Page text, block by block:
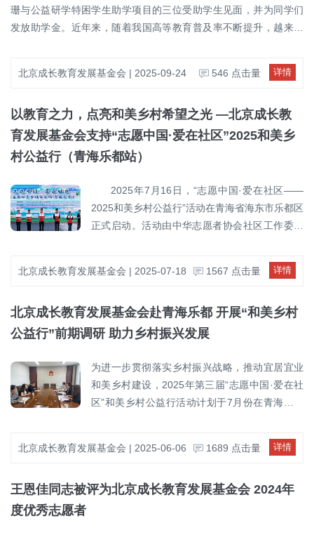
序开展。 据介绍，“志愿中国·爱在社区——2026
和美乡村公益行”项目将围绕“健康中国行动”相关
康知识科普进社区、进校园等公益活动，推动科
学健康理念在基层不断落地、生根。 下一步，北
目管理经验，对项目后续相关公益活动给予持续
支持，重点关注健康教育内容的稳定开展与规范
实施，助力相关行动在学校与社区层面稳步推
贡献公益力量。
理和财务管理的规范化水平，稳步推进各类公益
项目的实施，充分发挥基金会在教育公益领域中
依法依规做好信息披露，主动接受社会监督，致
力于不断提升社会公信力和影响力。此次再次获
可，更是一份责任与鞭策。未来，基金会将以此
为新的起点，进一步加强内部建设，提升治理能
力和专业水平，持续聚焦公益使命，深化项目质
献更多力量。
珊与公益研学特困学生助学项目的三位受助学生见面，并为同学们
发放助学金。近年来，随着我国高等教育普及率不断提升，越来越
完成学业的重要因素。对于参与过我会公益研学项目的学生而言，
研学活动不仅拓宽了他们的视野、增强了学习动力，更激发了他们
依然面临学费和生活费的沉重压力，甚至存在中途辍学的风险。为
切实回应学生的实际需求，基金会携手爱心企业武汉卓越教育研究
院有限公司设立公益研学特困学生助学项目。项目以“延续研学成
成功考入大学的特困学生，提供涵盖学费和生活费的一定比例资
助，帮助他们顺利完成学业、实现自我价值。在见面中，基金会副
理事长和秘书长勉励同学们要在新的学习阶段继续保持积极进取、
心，回馈社会，让公益精神不断延续。本项目的实施，不仅是对研
践。通过形成“激励—培养—成才”的公益助学闭环，推动社会力量在
教育支持上的精准化与长效化，项目将培养一批具有社会责任感和
回馈意识的青年人才，为教育公益事业的可持续发展注入新动力。
北京成长教育发展基金会 | 2025-09-24 详情
546 点击量
以教育之力，点亮和美乡村希望之光 —北京成长教
育发展基金会支持“志愿中国·爱在社区”2025和美乡
村公益行（青海乐都站）
2025年7月16日，“志愿中国·爱在社区——
2025和美乡村公益行”活动在青海省海东市乐都区
正式启动。活动由中华志愿者协会社区工作委员
会工作与志愿服务促进会联合主办。北京成长教
育发展基金会作为支持单位，积极参与前期筹备
教育发展与志愿文化建设。 本次活动以“凝聚
志愿力量，助力乡村振兴”为主题，汇聚来自全国
者，聚焦教育帮扶、文化建设、生态环保等重点
领域，携手推动基层治理能力提升与乡村全面振
兴。 基金会作为教育公益专业机构，结合当
动仪式上，基金会向乐都区捐赠图书《从原生艺
念，助力教育工作者关注乡村儿童的心理健康与
北京成长教育发展基金会 | 2025-07-18 详情
1567 点击量
北京成长教育发展基金会赴青海乐都 开展“和美乡村
公益行”前期调研 助力乡村振兴发展
为进一步贯彻落实乡村振兴战略，推动宜居宜业
和美乡村建设，2025年第三届“志愿中国·爱在社
区”和美乡村公益行活动计划于7月份在青海省海
源，引导志愿服务力量深入基层，通过文化、教
育、环保等多维度公益项目，激发乡村发展的内
的支持单位之一，积极响应活动号召，秉承“促进
北京成长教育发展基金会 | 2025-06-06 详情
1689 点击量
王恩佳同志被评为北京成长教育发展基金会 2024年
度优秀志愿者